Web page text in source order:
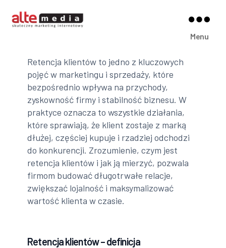
Media
Menu
Retencja klientów to jedno z kluczowych
pojęć w marketingu i sprzedaży, które
bezpośrednio wpływa na przychody,
zyskowność firmy i stabilność biznesu. W
praktyce oznacza to wszystkie działania,
które sprawiają, że klient zostaje z marką
dłużej, częściej kupuje i rzadziej odchodzi
do konkurencji. Zrozumienie, czym jest
retencja klientów i jak ją mierzyć, pozwala
firmom budować długotrwałe relacje,
zwiększać lojalność i maksymalizować
wartość klienta w czasie.
Retencja klientów – definicja